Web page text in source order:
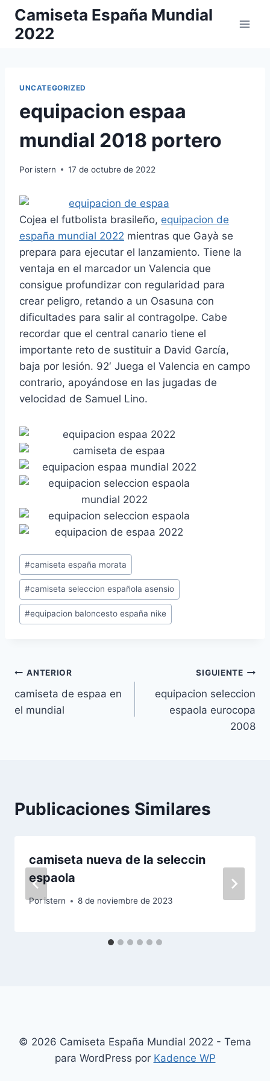
Saltar
contenido
Camiseta España Mundial
2022
UNCATEGORIZED
equipacion espaa
mundial 2018 portero
Por istern 17 de octubre de 2022
Cojea el futbolista brasileño, equipacion de
españa mundial 2022 mientras que Gayà se
prepara para ejecutar el lanzamiento. Tiene la
ventaja en el marcador un Valencia que
consigue profundizar con regularidad para
crear peligro, retando a un Osasuna con
dificultades para salir al contragolpe. Cabe
recordar que el central canario tiene el
importante reto de sustituir a David García,
baja por lesión. 92′ Juega el Valencia en campo
contrario, apoyándose en las jugadas de
velocidad de Samuel Lino.
Etiquetas
de
la
entrada:
#camiseta españa morata
#camiseta seleccion española asensio
#equipacion baloncesto españa nike
Navegación
de
ANTERIOR
camiseta de espaa en
el mundial
SIGUIENTE
equipacion seleccion
espaola eurocopa
2008
Publicaciones Similares
camiseta nueva de la seleccin
espaola
Poristern 8 de noviembre de 2023
© 2026 Camiseta España Mundial 2022 - Tema
para WordPress por Kadence WP